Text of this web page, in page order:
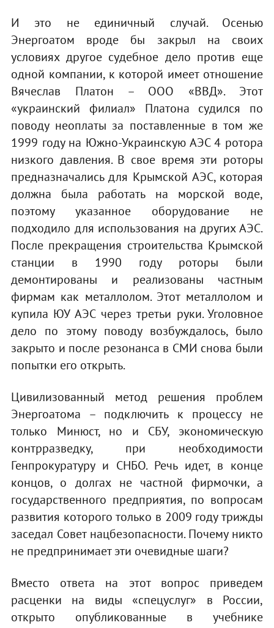
И это не единичный случай. Осенью
Энергоатом вроде бы закрыл на своих
условиях другое судебное дело против еще
одной компании, к которой имеет отношение
Вячеслав Платон – ООО «ВВД». Этот
«украинский филиал» Платона судился по
поводу неоплаты за поставленные в том же
1999 году на Южно-Украинскую АЭС 4 ротора
низкого давления. В свое время эти роторы
предназначались для Крымской АЭС, которая
должна была работать на морской воде,
поэтому указанное оборудование не
подходило для использования на других АЭС.
После прекращения строительства Крымской
станции в 1990 году роторы были
демонтированы и реализованы частным
фирмам как металлолом. Этот металлолом и
купила ЮУ АЭС через третьи руки. Уголовное
дело по этому поводу возбуждалось, было
закрыто и после резонанса в СМИ снова были
попытки его открыть.
Цивилизованный метод решения проблем
Энергоатома – подключить к процессу не
только Минюст, но и СБУ, экономическую
контрразведку, при необходимости
Генпрокуратуру и СНБО. Речь идет, в конце
концов, о долгах не частной фирмочки, а
государственного предприятия, по вопросам
развития которого только в 2009 году трижды
заседал Совет нацбезопасности. Почему никто
не предпринимает эти очевидные шаги?
Вместо ответа на этот вопрос приведем
расценки на виды «спецуслуг» в России,
открыто опубликованные в учебнике